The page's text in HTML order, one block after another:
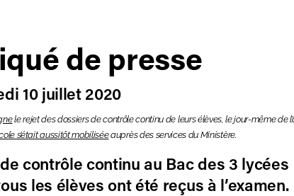
de presse
10 juillet 2020
le rejet des dossiers de contrôle continu de leurs élèves, le jour-même de
s’était aussitôt mobiliséeauprès des services du Ministère.
contrôle continu au Bac des 3 lycées
les élèves ont été reçus à l’examen.